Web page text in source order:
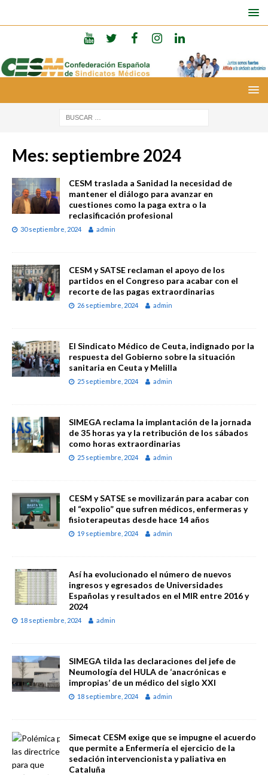
Mes: septiembre 2024
CESM traslada a Sanidad la necesidad de
mantener el diálogo para avanzar en
cuestiones como la paga extra o la
reclasificación profesional
30 septiembre, 2024 admin
CESM y SATSE reclaman el apoyo de los
partidos en el Congreso para acabar con el
recorte de las pagas extraordinarias
26 septiembre, 2024 admin
El Sindicato Médico de Ceuta, indignado por la
respuesta del Gobierno sobre la situación
sanitaria en Ceuta y Melilla
25 septiembre, 2024 admin
SIMEGA reclama la implantación de la jornada
de 35 horas ya y la retribución de los sábados
como horas extraordinarias
25 septiembre, 2024 admin
CESM y SATSE se movilizarán para acabar con
el “expolio” que sufren médicos, enfermeras y
fisioterapeutas desde hace 14 años
19 septiembre, 2024 admin
Así ha evolucionado el número de nuevos
ingresos y egresados de Universidades
Españolas y resultados en el MIR entre 2016 y
2024
18 septiembre, 2024 admin
SIMEGA tilda las declaraciones del jefe de
Neumología del HULA de ‘anacrónicas e
impropias’ de un médico del siglo XXI
18 septiembre, 2024 admin
Simecat CESM exige que se impugne el acuerdo
que permite a Enfermería el ejercicio de la
sedación intervencionista y paliativa en
Cataluña